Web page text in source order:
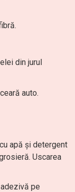
din jurul
auto.
apă și detergent
Uscarea
pe